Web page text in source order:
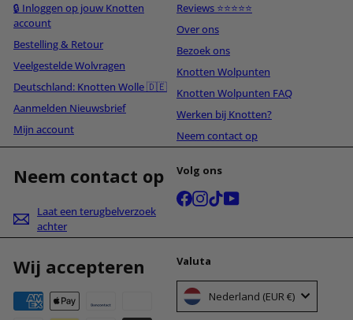
🔒 Inloggen op jouw Knotten
account
Bestelling & Retour
Veelgestelde Wolvragen
Deutschland: Knotten Wolle 🇩🇪
Aanmelden Nieuwsbrief
Mijn account
Reviews ⭐⭐⭐⭐⭐
Over ons
Bezoek ons
Knotten Wolpunten
Knotten Wolpunten FAQ
Werken bij Knotten?
Neem contact op
Neem contact op
Laat een terugbelverzoek
achter
Volg ons
Facebook
Instagram
TikTokYouTube
Wij accepteren Valuta
Nederland (EUR €)